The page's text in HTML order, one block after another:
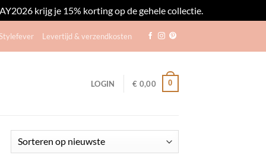
krijg je 15% korting op de gehele collectie.
Levertijd & verzendkosten
LOGIN € 0,00 0